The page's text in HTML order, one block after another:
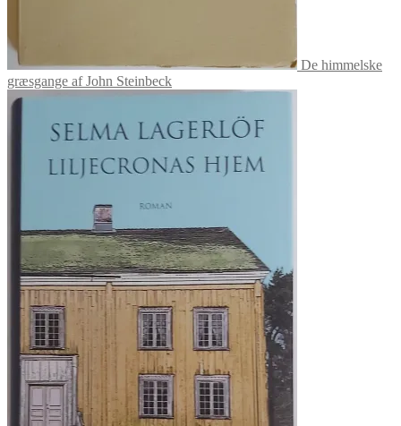
De himmelske
græsgange af John Steinbeck